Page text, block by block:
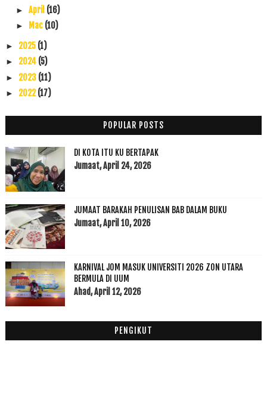
► April (16)
► Mac (10)
► 2025 (1)
► 2024 (5)
► 2023 (11)
► 2022(17)
►2018 (195)
►2017(199)
►2016(174)
►2015(199)
► 2014(47)
►2013(53)
►2012(100)
►2011(63)
POPULAR POSTS
DI KOTA ITU KU BERTAPAK
Jumaat, April 24, 2026
JUMAAT BARAKAH PENULISAN BAB DALAM BUKU
Jumaat, April 10, 2026
KARNIVAL JOM MASUK UNIVERSITI 2026 ZON UTARA
BERMULA DI UUM
Ahad, April 12, 2026
PENGIKUT